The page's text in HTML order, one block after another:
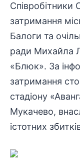
Співробітники
затримання
Балоги та
ради Михайла
«Блюк». За
затримання
стадіону «
Мукачево,
істотних